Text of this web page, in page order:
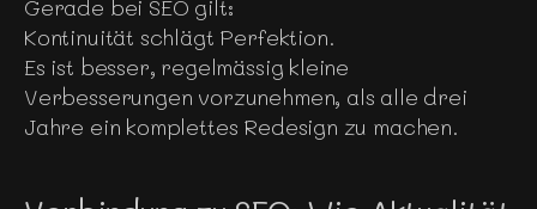
Gerade bei SEO gilt:
Kontinuität schlägt Perfektion.
Es ist besser, regelmässig kleine
Verbesserungen vorzunehmen, als alle drei
Jahre ein komplettes Redesign zu machen.